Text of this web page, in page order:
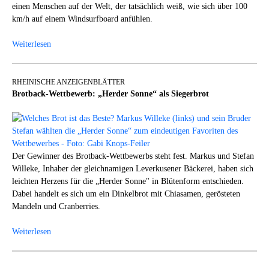
einen Menschen auf der Welt, der tatsächlich weiß, wie sich über 100
km/h auf einem Windsurfboard anfühlen.
Weiterlesen
RHEINISCHE ANZEIGENBLÄTTER
Brotback-Wettbewerb: „Herder Sonne“ als Siegerbrot
Der Gewinner des Brotback-Wettbewerbs steht fest. Markus und Stefan
Willeke, Inhaber der gleichnamigen Leverkusener Bäckerei, haben sich
leichten Herzens für die „Herder Sonne" in Blütenform entschieden.
Dabei handelt es sich um ein Dinkelbrot mit Chiasamen, gerösteten
Mandeln und Cranberries.
Weiterlesen